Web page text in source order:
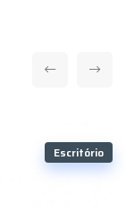
Escritório